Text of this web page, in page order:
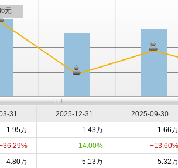
元
31 2025-12-31 2025-09-30
1.95万
1.43万 1.66万
-14.00% +13.60%
4.80万
5.13万 5.32万